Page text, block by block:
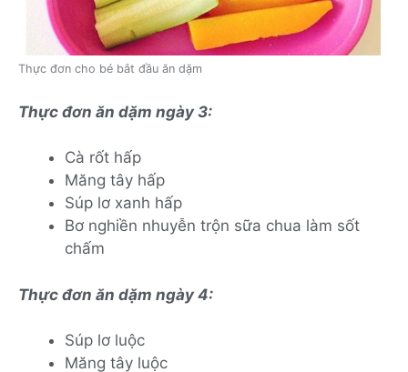
Thực đơn cho bé bắt đầu ăn dặm
Thực đơn ăn dặm ngày 3:
Cà rốt hấp
Măng tây hấp
Súp lơ xanh hấp
Bơ nghiền nhuyễn trộn sữa chua làm sốt
chấm
Thực đơn ăn dặm ngày 4:
Súp lơ luộc
Măng tây luộc